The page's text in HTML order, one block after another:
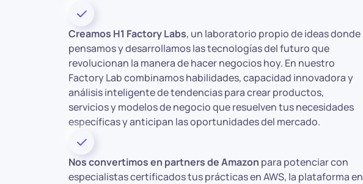
Creamos H1 Factory Labs, un laboratorio propio de ideas donde
pensamos y desarrollamos las tecnologías del futuro que
revolucionan la manera de hacer negocios hoy. En nuestro
Factory Lab combinamos habilidades, capacidad innovadora y
análisis inteligente de tendencias para crear productos,
servicios y modelos de negocio que resuelven tus necesidades
específicas y anticipan las oportunidades del mercado.
Nos convertimos en partners de Amazon para potenciar con
especialistas certificados tus prácticas en AWS, la plataforma en